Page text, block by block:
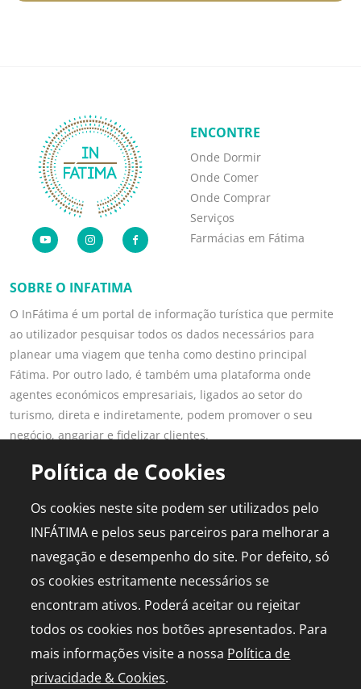
SOBRE O INFATIMA
O InFátima é um portal de informação turística que permite
ao utilizador pesquisar todos os dados necessários para
planear uma viagem que tenha como destino principal
Fátima. Por outro lado, é também uma plataforma onde
agentes económicos empresariais, ligados ao setor do
turismo, direta e indiretamente, podem promover o seu
negócio, angariar e fidelizar clientes.
Saber mais
ENCONTRE
Onde Dormir
Onde Comer
Onde Comprar
Serviços
Farmácias em Fátima
LINKS POPULARES
Diário de Bordo
Agenda
Capelinha em direto
PARA PROFISSIONAIS
Publicidade
Media Kit
Política de Cookies
Os cookies neste site podem ser utilizados pelo
INFÁTIMA e pelos seus parceiros para melhorar a
navegação e desempenho do site. Por defeito, só
os cookies estritamente necessários se
encontram ativos. Poderá aceitar ou rejeitar
todos os cookies nos botões apresentados. Para
mais informações visite a nossa Política de
privacidade & Cookies.